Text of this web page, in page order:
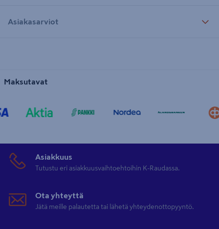
Asiakasarviot
Maksutavat
Asiakkuus
Tutustu eri asiakkuusvaihtoehtoihin K-Raudassa.
Ota yhteyttä
Jätä meille palautetta tai lähetä yhteydenottopyyntö.